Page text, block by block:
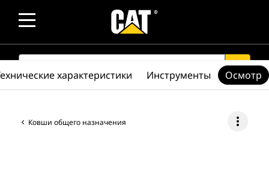
SEARCH search
Ковши общего назначения more_vert
характеристики Инструменты Осмотр